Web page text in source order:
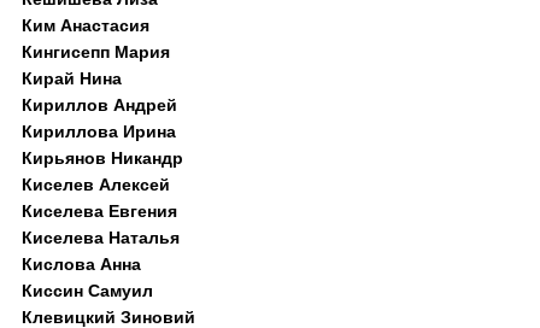
Ким Анастасия
Кингисепп Мария
Кирай Нина
Кириллов Андрей
Кириллова Ирина
Кирьянов Никандр
Киселев Алексей
Киселева Евгения
Киселева Наталья
Кислова Анна
Киссин Самуил
Клевицкий Зиновий